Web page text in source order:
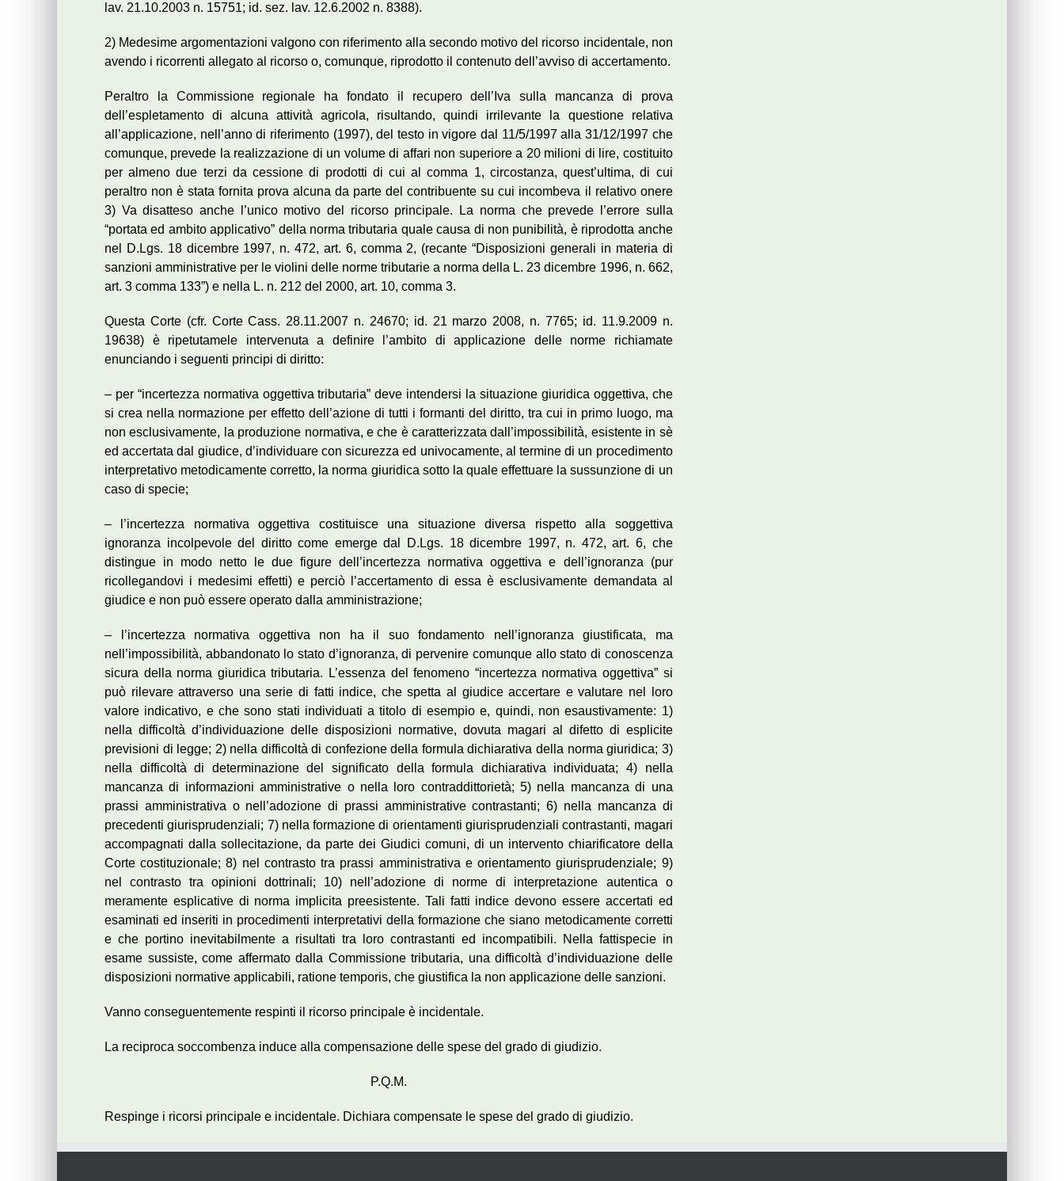
lav. 21.10.2003 n. 15751; id. sez. lav. 12.6.2002 n. 8388).
2) Medesime argomentazioni valgono con riferimento alla secondo motivo del ricorso incidentale, non
avendo i ricorrenti allegato al ricorso o, comunque, riprodotto il contenuto dell’avviso di accertamento.
Peraltro la Commissione regionale ha fondato il recupero dell’Iva sulla mancanza di prova
dell’espletamento di alcuna attività agricola, risultando, quindi irrilevante la questione relativa
all’applicazione, nell’anno di riferimento (1997), del testo in vigore dal 11/5/1997 alla 31/12/1997 che
comunque, prevede la realizzazione di un volume di affari non superiore a 20 milioni di lire, costituito
per almeno due terzi da cessione di prodotti di cui al comma 1, circostanza, quest’ultima, di cui
peraltro non è stata fornita prova alcuna da parte del contribuente su cui incombeva il relativo onere
3) Va disatteso anche l’unico motivo del ricorso principale. La norma che prevede l’errore sulla
“portata ed ambito applicativo” della norma tributaria quale causa di non punibilità, è riprodotta anche
nel D.Lgs. 18 dicembre 1997, n. 472, art. 6, comma 2, (recante “Disposizioni generali in materia di
sanzioni amministrative per le violini delle norme tributarie a norma della L. 23 dicembre 1996, n. 662,
art. 3 comma 133”) e nella L. n. 212 del 2000, art. 10, comma 3.
Questa Corte (cfr. Corte Cass. 28.11.2007 n. 24670; id. 21 marzo 2008, n. 7765; id. 11.9.2009 n.
19638) è ripetutamele intervenuta a definire l’ambito di applicazione delle norme richiamate
enunciando i seguenti principi di diritto:
– per “incertezza normativa oggettiva tributaria” deve intendersi la situazione giuridica oggettiva, che
si crea nella normazione per effetto dell’azione di tutti i formanti del diritto, tra cui in primo luogo, ma
non esclusivamente, la produzione normativa, e che è caratterizzata dall’impossibilità, esistente in sè
ed accertata dal giudice, d’individuare con sicurezza ed univocamente, al termine di un procedimento
interpretativo metodicamente corretto, la norma giuridica sotto la quale effettuare la sussunzione di un
caso di specie;
– l’incertezza normativa oggettiva costituisce una situazione diversa rispetto alla soggettiva
ignoranza incolpevole del diritto come emerge dal D.Lgs. 18 dicembre 1997, n. 472, art. 6, che
distingue in modo netto le due figure dell’incertezza normativa oggettiva e dell’ignoranza (pur
ricollegandovi i medesimi effetti) e perciò l’accertamento di essa è esclusivamente demandata al
giudice e non può essere operato dalla amministrazione;
– l’incertezza normativa oggettiva non ha il suo fondamento nell’ignoranza giustificata, ma
nell’impossibilità, abbandonato lo stato d’ignoranza, di pervenire comunque allo stato di conoscenza
sicura della norma giuridica tributaria. L’essenza del fenomeno “incertezza normativa oggettiva” si
può rilevare attraverso una serie di fatti indice, che spetta al giudice accertare e valutare nel loro
valore indicativo, e che sono stati individuati a titolo di esempio e, quindi, non esaustivamente: 1)
nella difficoltà d’individuazione delle disposizioni normative, dovuta magari al difetto di esplicite
previsioni di legge; 2) nella difficoltà di confezione della formula dichiarativa della norma giuridica; 3)
nella difficoltà di determinazione del significato della formula dichiarativa individuata; 4) nella
mancanza di informazioni amministrative o nella loro contraddittorietà; 5) nella mancanza di una
prassi amministrativa o nell’adozione di prassi amministrative contrastanti; 6) nella mancanza di
precedenti giurisprudenziali; 7) nella formazione di orientamenti giurisprudenziali contrastanti, magari
accompagnati dalla sollecitazione, da parte dei Giudici comuni, di un intervento chiarificatore della
Corte costituzionale; 8) nel contrasto tra prassi amministrativa e orientamento giurisprudenziale; 9)
nel contrasto tra opinioni dottrinali; 10) nell’adozione di norme di interpretazione autentica o
meramente esplicative di norma implicita preesistente. Tali fatti indice devono essere accertati ed
esaminati ed inseriti in procedimenti interpretativi della formazione che siano metodicamente corretti
e che portino inevitabilmente a risultati tra loro contrastanti ed incompatibili. Nella fattispecie in
esame sussiste, come affermato dalla Commissione tributaria, una difficoltà d’individuazione delle
disposizioni normative applicabili, ratione temporis, che giustifica la non applicazione delle sanzioni.
Vanno conseguentemente respinti il ricorso principale è incidentale.
La reciproca soccombenza induce alla compensazione delle spese del grado di giudizio.
P.Q.M.
Respinge i ricorsi principale e incidentale. Dichiara compensate le spese del grado di giudizio.